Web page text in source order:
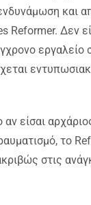
και
Reformer. Δεν
εργαλείο
είσαι
το
στις